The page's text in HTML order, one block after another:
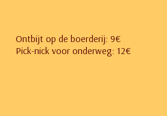
Ontbijt op de boerderij: 9€
Pick-nick voor onderweg: 12€